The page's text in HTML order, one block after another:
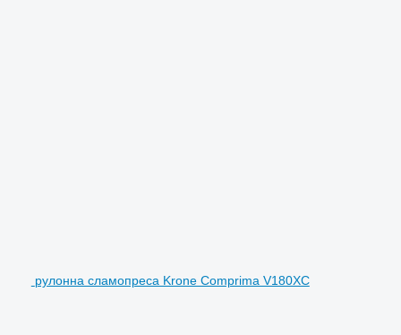
рулонна сламопреса Krone Comprima V180XC